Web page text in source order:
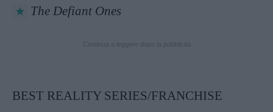
The Defiant Ones
BEST REALITY SERIES/FRANCHISE